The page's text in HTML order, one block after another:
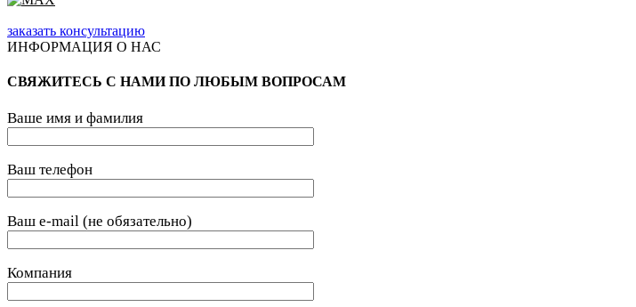
заказать консультацию
ИНФОРМАЦИЯ О НАС
СВЯЖИТЕСЬ С НАМИ ПО ЛЮБЫМ ВОПРОСАМ
Ваше имя и фамилия
Ваш телефон
Ваш e-mail (не обязательно)
Компания